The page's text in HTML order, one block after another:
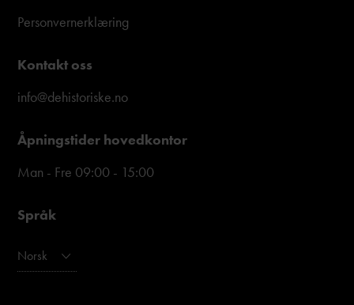
Personvernerklæring
Kontakt oss
info@dehistoriske.no
Åpningstider hovedkontor
Man - Fre 09:00 - 15:00
Språk
Norsk